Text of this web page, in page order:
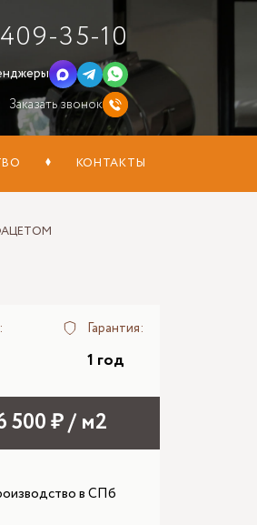
35-10
Заказать звонок
КОНТАКТЫ
Гарантия:
1 год
500 ₽ / м2
в СПб